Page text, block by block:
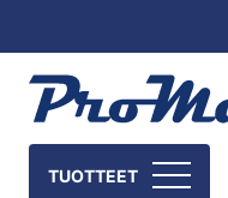
TUOTTEET